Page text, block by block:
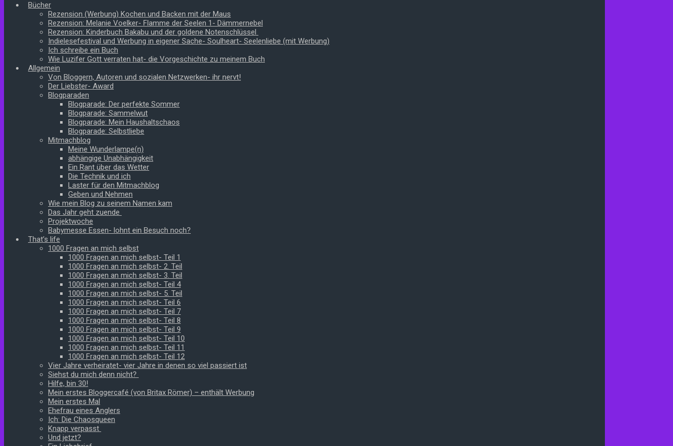
Bücher
Rezension (Werbung) Kochen und Backen mit der Maus
Rezension: Melanie Voelker- Flamme der Seelen 1- Dämmernebel
Rezension: Kinderbuch Bakabu und der goldene Notenschlüssel
Indielesefestival und Werbung in eigener Sache- Soulheart- Seelenliebe (mit Werbung)
Ich schreibe ein Buch
Wie Luzifer Gott verraten hat- die Vorgeschichte zu meinem Buch
Allgemein
Von Bloggern, Autoren und sozialen Netzwerken- ihr nervt!
Der Liebster- Award
Blogparaden
Blogparade: Der perfekte Sommer
Blogparade: Sammelwut
Blogparade: Mein Haushaltschaos
Blogparade: Selbstliebe
Mitmachblog
Meine Wunderlampe(n)
abhängige Unabhängigkeit
Ein Rant über das Wetter
Die Technik und ich
Laster für den Mitmachblog
Geben und Nehmen
Wie mein Blog zu seinem Namen kam
Das Jahr geht zuende
Projektwoche
Babymesse Essen- lohnt ein Besuch noch?
That’s life
1000 Fragen an mich selbst
1000 Fragen an mich selbst- Teil 1
1000 Fragen an mich selbst- 2. Teil
1000 Fragen an mich selbst- 3. Teil
1000 Fragen an mich selbst- Teil 4
1000 Fragen an mich selbst- 5. Teil
1000 Fragen an mich selbst- Teil 6
1000 Fragen an mich selbst- Teil 7
1000 Fragen an mich selbst- Teil 8
1000 Fragen an mich selbst- Teil 9
1000 Fragen an mich selbst- Teil 10
1000 Fragen an mich selbst- Teil 11
1000 Fragen an mich selbst- Teil 12
Vier Jahre verheiratet- vier Jahre in denen so viel passiert ist
Siehst du mich denn nicht?
Hilfe, bin 30!
Mein erstes Bloggercafé (von Britax Römer) – enthält Werbung
Mein erstes Mal
Ehefrau eines Anglers
Ich: Die Chaosqueen
Knapp verpasst
Und jetzt?